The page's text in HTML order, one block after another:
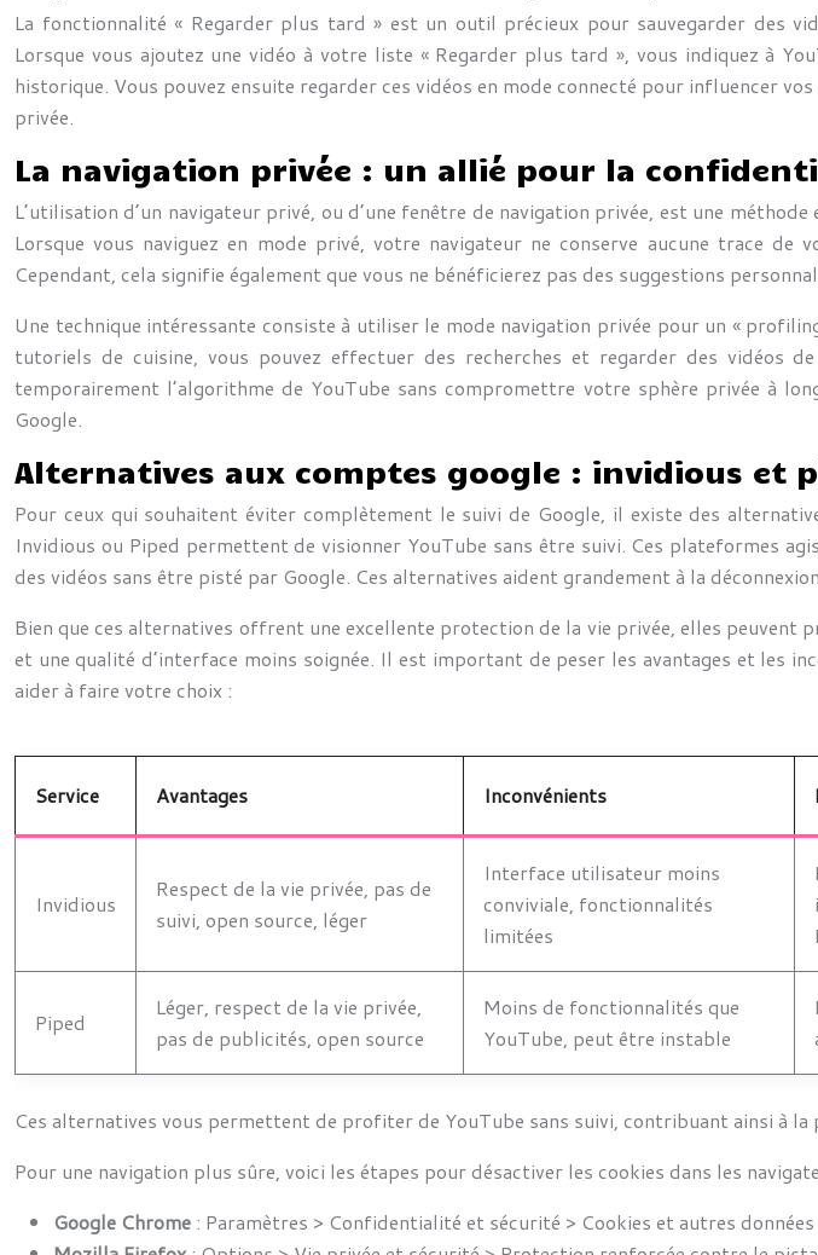
La fonctionnalité « Regarder plus tard » est un outil précieux pour sauvegarder des
Lorsque vous ajoutez une vidéo à votre liste « Regarder plus tard », vous indiquez à
historique. Vous pouvez ensuite regarder ces vidéos en mode connecté pour influencer
privée.
La navigation privée : un allié pour la
L’utilisation d’un navigateur privé, ou d’une fenêtre de navigation privée, est une
Lorsque vous naviguez en mode privé, votre navigateur ne conserve aucune trace
Cependant, cela signifie également que vous ne bénéficierez pas des suggestions
Une technique intéressante consiste à utiliser le mode navigation privée pour un «
tutoriels de cuisine, vous pouvez effectuer des recherches et regarder des vidéos
temporairement l’algorithme de YouTube sans compromettre votre sphère privée à
Google.
Alternatives aux comptes google : invidious et
Pour ceux qui souhaitent éviter complètement le suivi de Google, il existe des
Invidious ou Piped permettent de visionner YouTube sans être suivi. Ces plateformes
des vidéos sans être pisté par Google. Ces alternatives aident grandement à la
Bien que ces alternatives offrent une excellente protection de la vie privée, elles peuvent
et une qualité d’interface moins soignée. Il est important de peser les avantages et les
aider à faire votre choix :
Service Avantages Inconvénients
Invidious
Respect de la vie privée, pas de
suivi, open source, léger
Interface utilisateur moins
conviviale, fonctionnalités
limitées
Piped
Léger, respect de la vie privée,
pas de publicités, open source
Moins de fonctionnalités que
YouTube, peut être instable
Ces alternatives vous permettent de profiter de YouTube sans suivi, contribuant ainsi à
Pour une navigation plus sûre, voici les étapes pour désactiver les cookies dans les
Google Chrome : Paramètres > Confidentialité et sécurité > Cookies et autres